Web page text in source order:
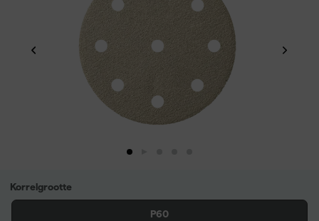
Korrelgrootte
P60